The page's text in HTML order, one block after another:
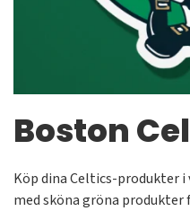
Boston
Köp dina Celtics-produkter
med sköna gröna produkter